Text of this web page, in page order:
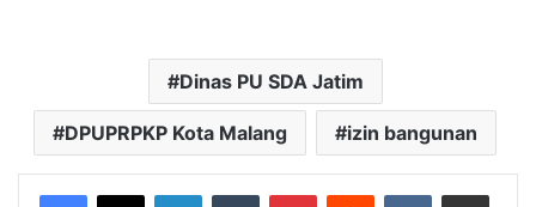
Dinas PU SDA Jatim
DPUPRPKP Kota Malang izin bangunan
LinkedInTumblr PinterestReddit VKontakteShare via Email